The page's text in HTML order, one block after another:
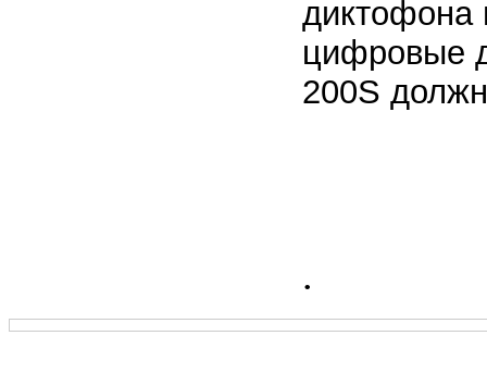
диктофона
цифровые
200S
.